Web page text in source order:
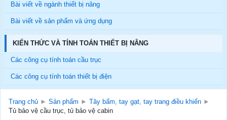
Bài viết về ngành thiết bị nâng
Bài viết về sản phẩm và ứng dụng
KIẾN THỨC VÀ TÍNH TOÁN THIẾT BỊ NÂNG
Các công cụ tính toán cầu trục
Các công cụ tính toán thiết bị điện
Trang chủ ► Sản phẩm ► Tây bấm, tay gạt, tay trang điều khiển ►
Tủ bảo vệ cầu trục, tủ bảo vệ cabin